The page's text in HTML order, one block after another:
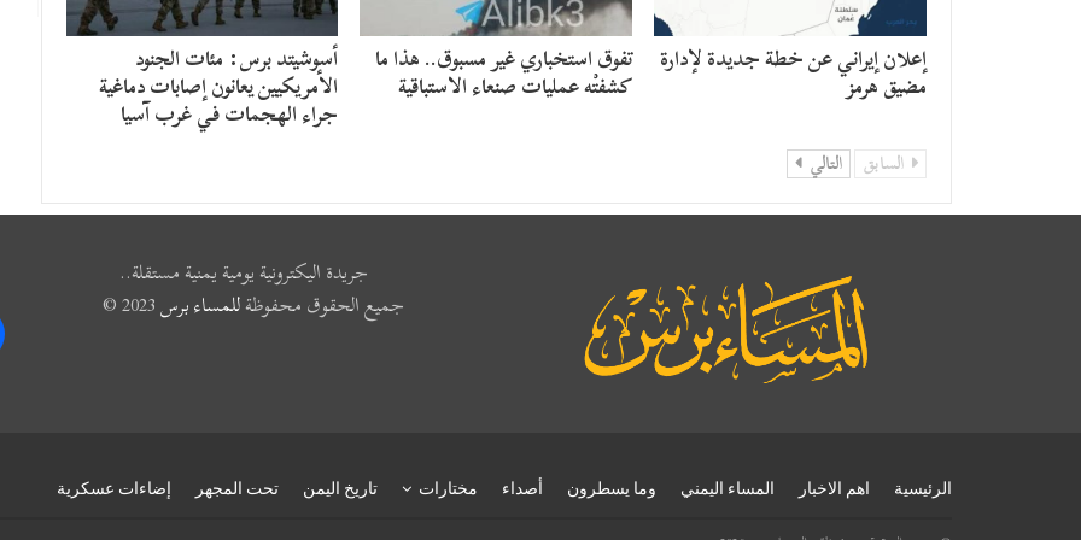
إعلان إيراني عن خطة جديدة لإدارة
مضيق هرمز
تفوق استخباري غير مسبوق.. هذا ما
كشفتْه عمليات صنعاء الاستباقية
أسوشيتد برس: مئات الجنود
الأمريكيين يعانون إصابات دماغية
جراء الهجمات في غرب آسيا
السابق التالي
جريدة اليكترونية يومية يمنية مستقلة..
جميع الحقوق محفوظةللمساء برس
الرئيسية اهم الاخبار المساء اليمني وما يسطرون أصداء مختارات تاريخ اليمن تحت المجهر إضاءات عسكرية